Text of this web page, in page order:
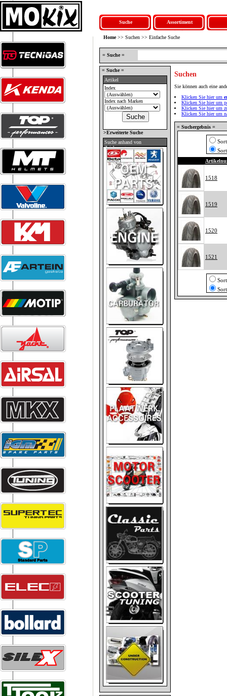
Suche Assortiment
Home>> Suchen >> Einfache Suche
= Suche =
= Suche =
Artikel
Index
Index nach Marken
>Erweiterte Suche
Suche anhand von
Zeichnungen
Suchen
Sie können auch eine
Klicken Sie hier um
Klicken Sie hier um
Klicken Sie hier um
Klicken Sie hier um
= Suchergebnis =
1518
1519
1520
1521